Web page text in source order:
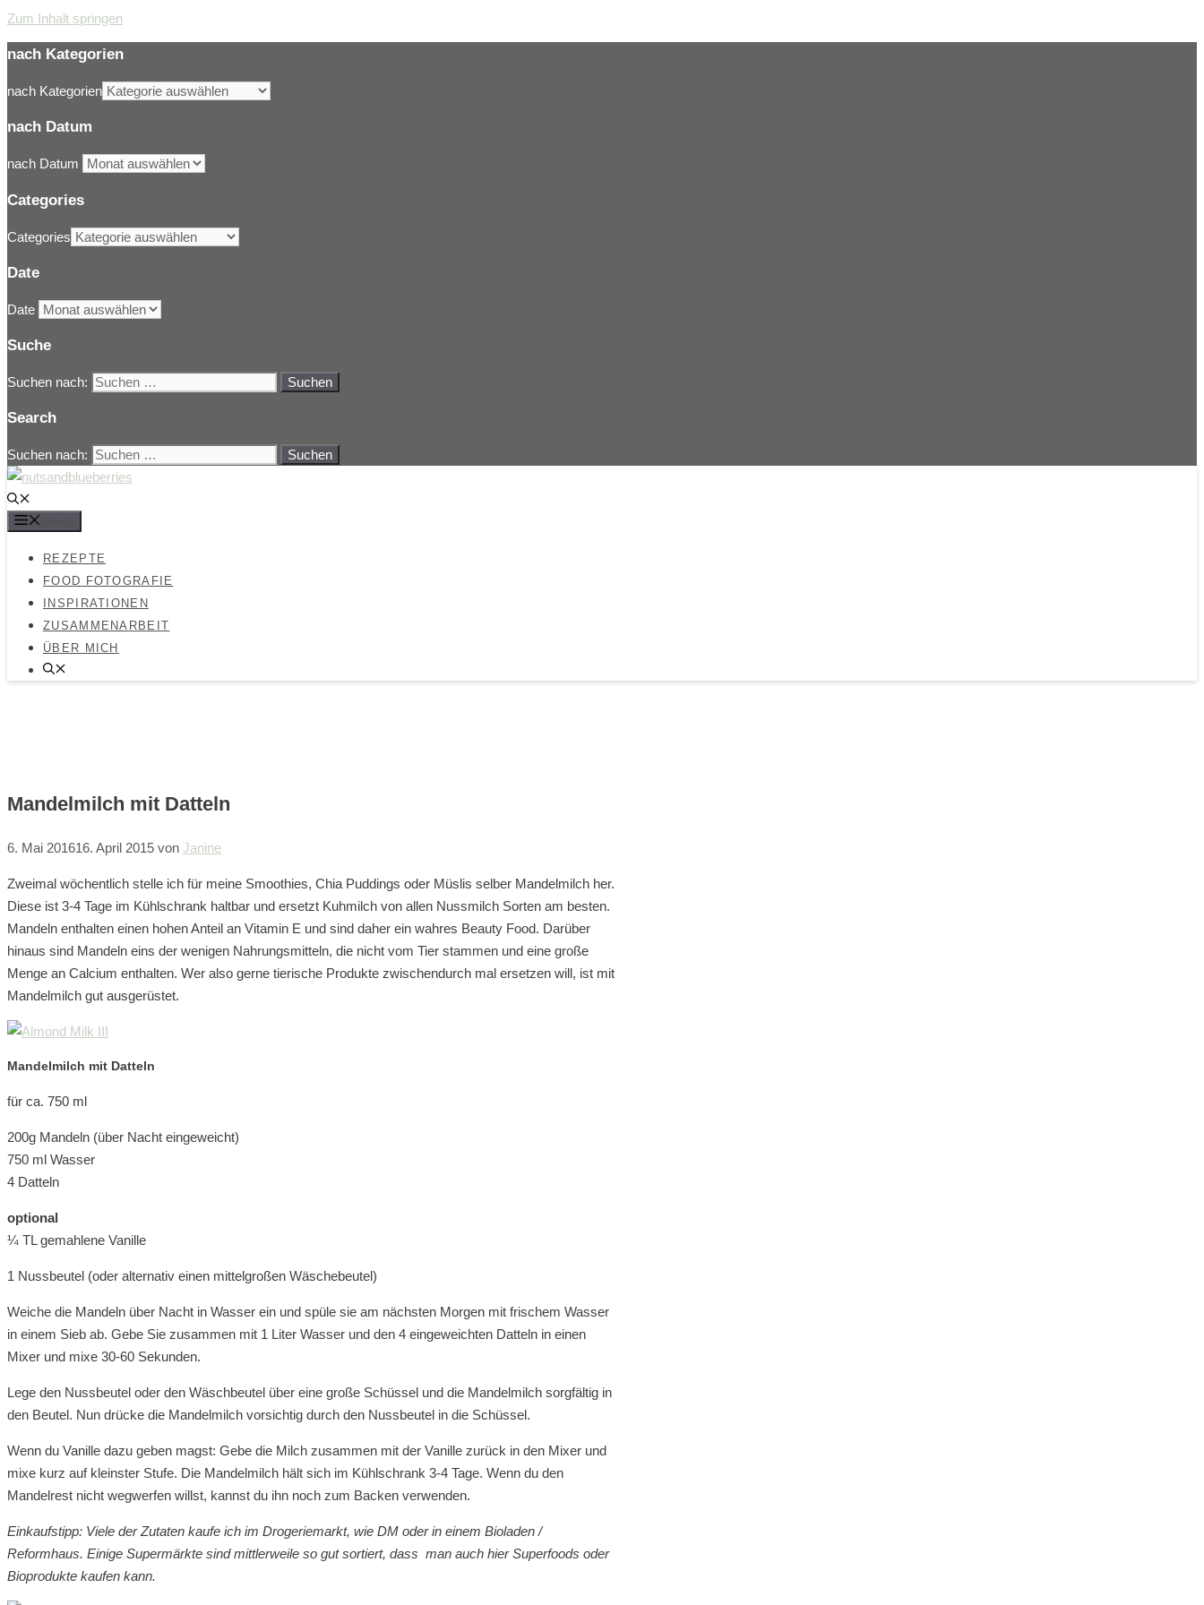
Zum Inhalt springen
nach Kategorien
nach Kategorien
nach Datum
nach Datum
Categories
Categories
Date
Date
Suche
Suchen nach:
Search
Suchen nach:
REZEPTE
FOOD FOTOGRAFIE
INSPIRATIONEN
ZUSAMMENARBEIT
ÜBER MICH
Mandelmilch mit Datteln
6. Mai 201616. April 2015 von Janine
Zweimal wöchentlich stelle ich für meine Smoothies, Chia Puddings oder Müslis selber Mandelmilch her.
Diese ist 3-4 Tage im Kühlschrank haltbar und ersetzt Kuhmilch von allen Nussmilch Sorten am besten.
Mandeln enthalten einen hohen Anteil an Vitamin E und sind daher ein wahres Beauty Food. Darüber
hinaus sind Mandeln eins der wenigen Nahrungsmitteln, die nicht vom Tier stammen und eine große
Menge an Calcium enthalten. Wer also gerne tierische Produkte zwischendurch mal ersetzen will, ist mit
Mandelmilch gut ausgerüstet.
Mandelmilch mit Datteln
für ca. 750 ml
200g Mandeln (über Nacht eingeweicht)
750 ml Wasser
4 Datteln
optional
¼ TL gemahlene Vanille
1 Nussbeutel (oder alternativ einen mittelgroßen Wäschebeutel)
Weiche die Mandeln über Nacht in Wasser ein und spüle sie am nächsten Morgen mit frischem Wasser
in einem Sieb ab. Gebe Sie zusammen mit 1 Liter Wasser und den 4 eingeweichten Datteln in einen
Mixer und mixe 30-60 Sekunden.
Lege den Nussbeutel oder den Wäschbeutel über eine große Schüssel und die Mandelmilch sorgfältig in
den Beutel. Nun drücke die Mandelmilch vorsichtig durch den Nussbeutel in die Schüssel.
Wenn du Vanille dazu geben magst: Gebe die Milch zusammen mit der Vanille zurück in den Mixer und
mixe kurz auf kleinster Stufe. Die Mandelmilch hält sich im Kühlschrank 3-4 Tage. Wenn du den
Mandelrest nicht wegwerfen willst, kannst du ihn noch zum Backen verwenden.
Einkaufstipp: Viele der Zutaten kaufe ich im Drogeriemarkt, wie DM oder in einem Bioladen /
Reformhaus. Einige Supermärkte sind mittlerweile so gut sortiert, dass man auch hier Superfoods oder
Bioprodukte kaufen kann.